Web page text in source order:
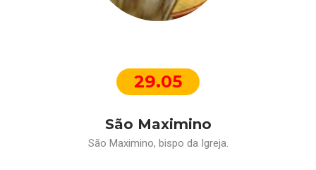
29.05
São Maximino
São Maximino, bispo da Igreja.